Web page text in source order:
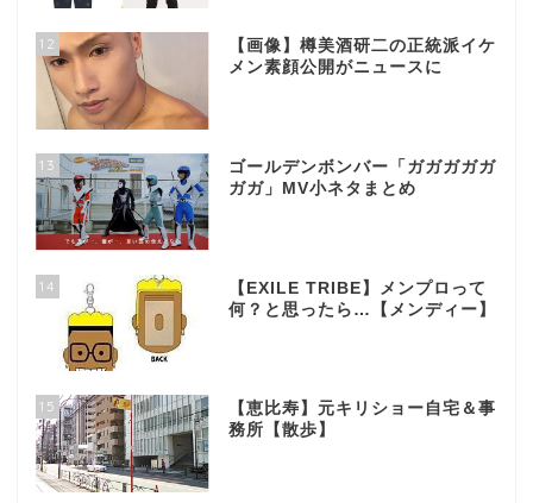
12
【画像】樽美酒研二の正統派イケ
メン素顔公開がニュースに
13
ゴールデンボンバー「ガガガガガ
ガガ」MV小ネタまとめ
14
【EXILE TRIBE】メンプロって
何？と思ったら…【メンディー】
15
【恵比寿】元キリショー自宅＆事
務所【散歩】